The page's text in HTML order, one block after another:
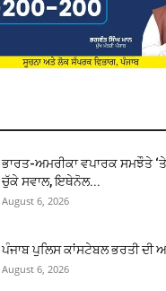
ਭਾਰਤ-ਅਮਰੀਕਾ ਵਪਾਰਕ ਸਮਝੌਤੇ
ਚੁੱਕੇ ਸਵਾਲ, ਇਥੇਨੋਲ...
August 6, 2026
ਪੰਜਾਬ ਪੁਲਿਸ ਕਾਂਸਟੇਬਲ ਭਰਤੀ ਦੀ
August 6, 2026